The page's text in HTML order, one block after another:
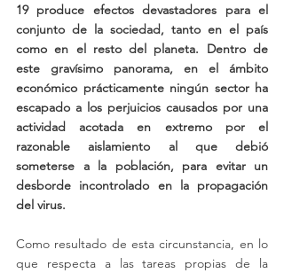
19 produce efectos devastadores para el
conjunto de la sociedad, tanto en el país
como en el resto del planeta. Dentro de
este gravísimo panorama, en el ámbito
económico prácticamente ningún sector ha
escapado a los perjuicios causados por una
actividad acotada en extremo por el
razonable aislamiento al que debió
someterse a la población, para evitar un
desborde incontrolado en la propagación
del virus.
Como resultado de esta circunstancia, en lo
que respecta a las tareas propias de la